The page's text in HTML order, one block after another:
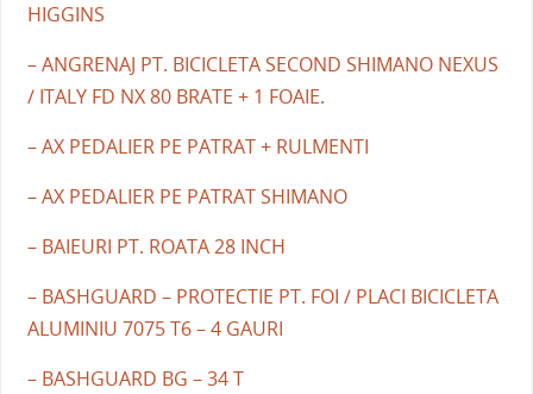
HIGGINS
– ANGRENAJ PT. BICICLETA SECOND SHIMANO NEXUS
/ ITALY FD NX 80 BRATE + 1 FOAIE.
– AX PEDALIER PE PATRAT + RULMENTI
– AX PEDALIER PE PATRAT SHIMANO
– BAIEURI PT. ROATA 28 INCH
– BASHGUARD – PROTECTIE PT. FOI / PLACI BICICLETA
ALUMINIU 7075 T6 – 4 GAURI
– BASHGUARD BG – 34 T